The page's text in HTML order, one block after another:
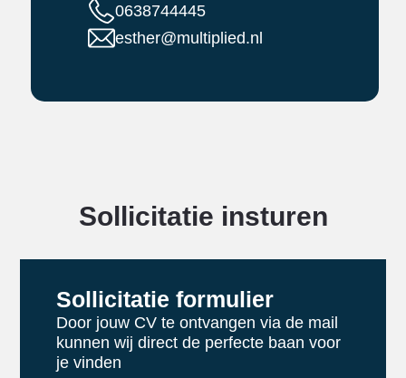
0638744445
esther@multiplied.nl
Sollicitatie insturen
Sollicitatie formulier
Door jouw CV te ontvangen via de mail
kunnen wij direct de perfecte baan voor
je vinden